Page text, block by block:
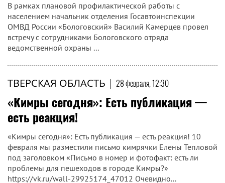
В рамках плановой профилактической работы с
населением начальник отделения Госавтоинспекции
ОМВД России «Бологовский» Василий Камерцев провел
встречу с сотрудниками Бологовского отряда
ведомственной охраны ...
ТВЕРСКАЯ ОБЛАСТЬ | 28 февраля, 12:30
«Кимры сегодня»: Есть публикация —
есть реакция!
«Кимры сегодня»: Есть публикация — есть реакция! 10
февраля мы разместили письмо кимрячки Елены Тепловой
под заголовком «Письмо в номер и фотофакт: есть ли
проблемы для пешеходов в городе Кимры?»
https://vk.ru/wall-29925174_47012 Очевидно...